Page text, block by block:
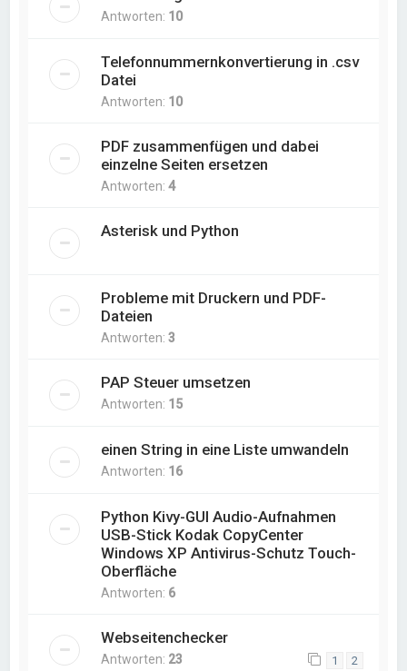
Antworten: 10
Telefonnummernkonvertierung in .csv
Datei
Antworten: 10
PDF zusammenfügen und dabei
einzelne Seiten ersetzen
Antworten:4
Asterisk und Python
Probleme mit Druckern und PDF-
Dateien
Antworten:3
PAP Steuer umsetzen
Antworten: 15
einen String in eine Liste umwandeln
Antworten: 16
Python Kivy-GUI Audio-Aufnahmen
USB-Stick Kodak CopyCenter
Windows XP Antivirus-Schutz Touch-
Oberfläche
Antworten: 6
Webseitenchecker
Antworten: 23 1 2